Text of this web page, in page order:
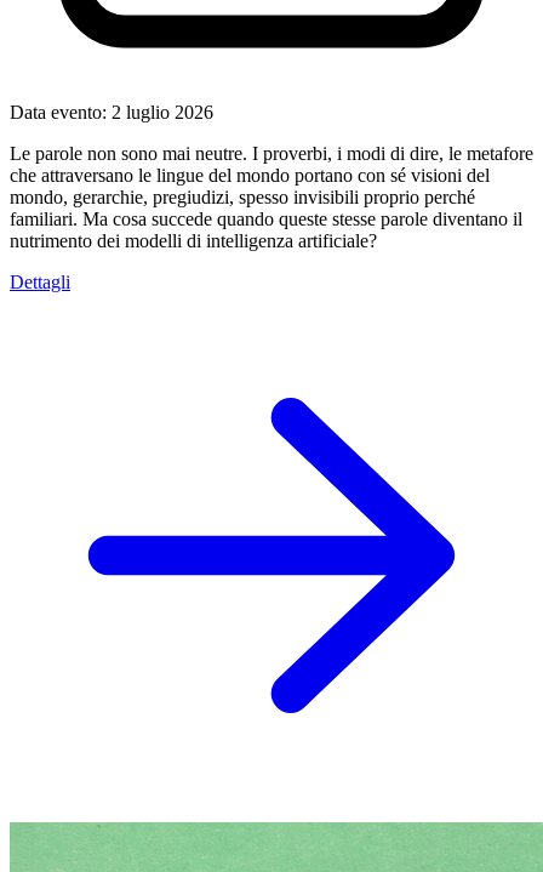
Data evento: 2 luglio 2026
Le parole non sono mai neutre. I proverbi, i modi di dire, le metafore
che attraversano le lingue del mondo portano con sé visioni del
mondo, gerarchie, pregiudizi, spesso invisibili proprio perché
familiari. Ma cosa succede quando queste stesse parole diventano il
nutrimento dei modelli di intelligenza artificiale?
Dettagli